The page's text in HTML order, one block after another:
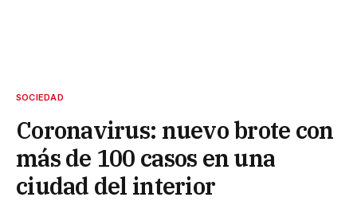
SOCIEDAD
Coronavirus: nuevo brote con
más de 100 casos en una
ciudad del interior